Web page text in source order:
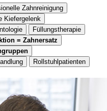
Zahnreinigung
Kiefergelenk
Füllungstherapie
= Zahnersatz
Rollstuhlpatienten